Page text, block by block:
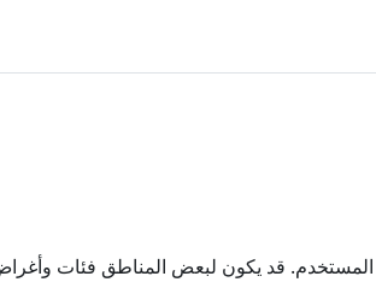
المستخدم. قد يكون لبعض المناطق فئات